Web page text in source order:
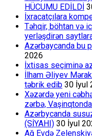
HÜCUMU EDİLDİ
İxracatçılara
Təhqir, böhtan və
yerləşdirən
Azərbaycanda bu
2026
İxtisas seçiminə
İlham Əliyev
təbrik edib 30 İyul
Xəzərdə yeni
zərbə,
Azərbycanda
(SİYAHI) 30 İyul
Ağ Evdə